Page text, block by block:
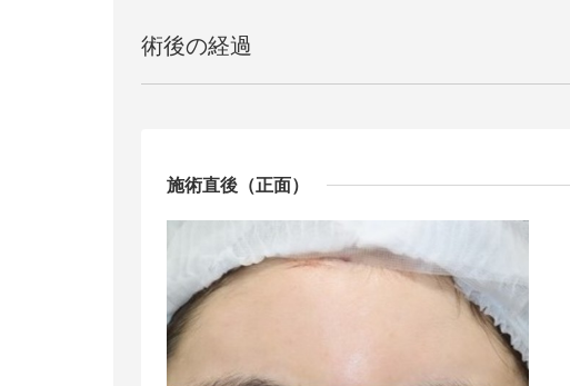
術後の経過
施術直後（正面）